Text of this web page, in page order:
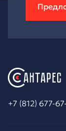
+7 (812) 677-